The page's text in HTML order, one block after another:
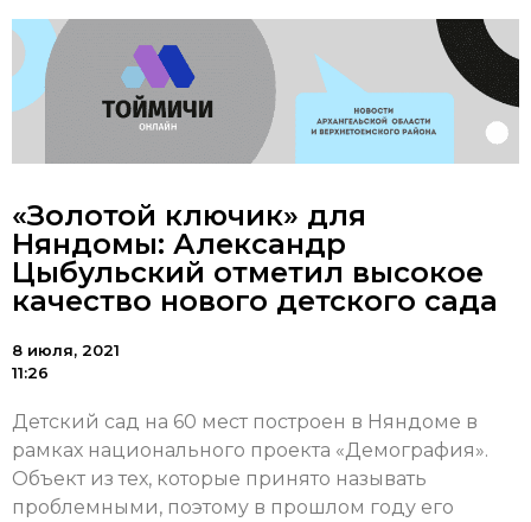
«Золотой ключик» для
Няндомы: Александр
Цыбульский отметил высокое
качество нового детского сада
8 июля, 2021
11:26
Детский сад на 60 мест построен в Няндоме в
рамках национального проекта «Демография».
Объект из тех, которые принято называть
проблемными, поэтому в прошлом году его